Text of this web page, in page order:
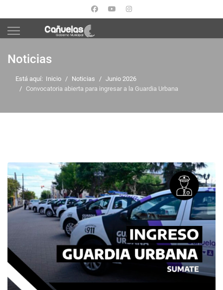
Noticias
Está aquí: Inicio Noticias
Junio 2026
Convocatoria abierta para ingresar a la Guardia Urbana